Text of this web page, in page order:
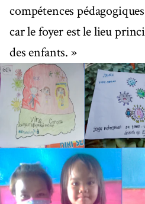
compétences
car le foyer est le lieu
des enfants. »